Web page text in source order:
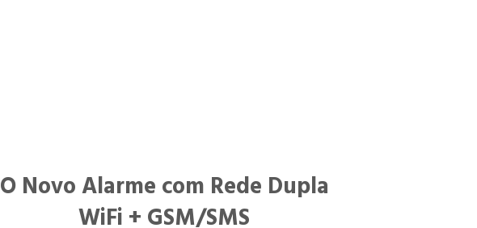
O Novo Alarme com Rede Dupla
WiFi + GSM/SMS